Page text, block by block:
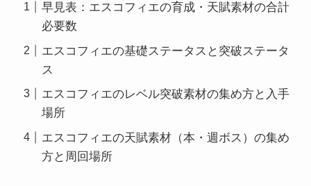
早見表：エスコフィエの育成・天賦素材の合計
必要数
エスコフィエの基礎ステータスと突破ステータ
ス
エスコフィエのレベル突破素材の集め方と入手
場所
エスコフィエの天賦素材（本・週ボス）の集め
方と周回場所